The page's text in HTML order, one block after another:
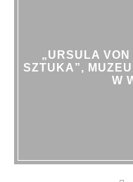
„URSULA
SZTUKA”,
W